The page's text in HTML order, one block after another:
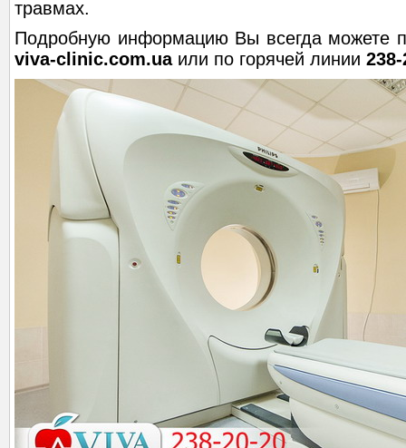
травмах.
Подробную информацию Вы всегда можете
viva-clinic.com.uaили по горячей линии